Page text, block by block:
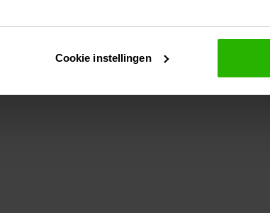
instellen welke cookies worden geplaatst. Je kunt je
Cookie instellingen